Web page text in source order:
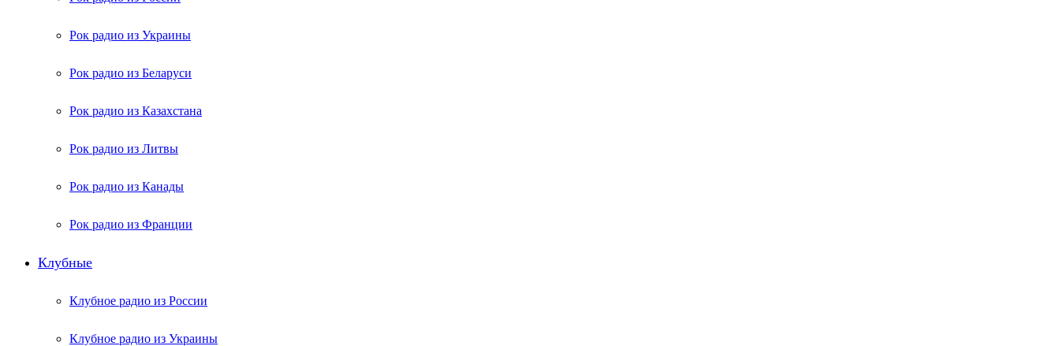
Рок радио из Украины
Рок радио из Беларуси
Рок радио из Казахстана
Рок радио из Литвы
Рок радио из Канады
Рок радио из Франции
Клубные
Клубное радио из России
Клубное радио из Украины